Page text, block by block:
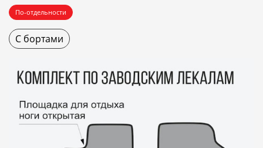
По-отдельности
С бортами